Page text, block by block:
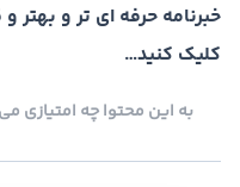
خبرنامه حرفه ای تر و بهتر و
کلیک کنید…
به این محتوا چه امتیازی